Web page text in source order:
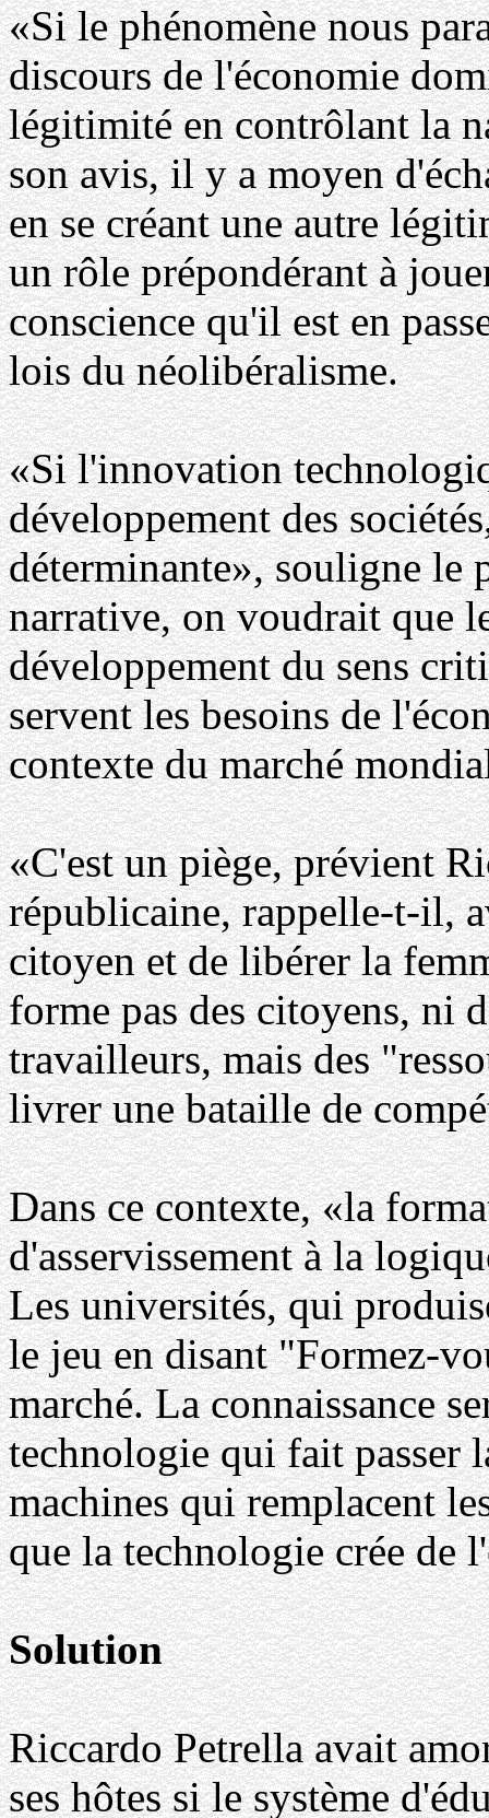
«Si le phénomène nous
discours de l'économie
légitimité en contrôlant la
son avis, il y a moyen
en se créant une autre
un rôle prépondérant à
conscience qu'il est en
lois du néolibéralisme.
«Si l'innovation
développement des
déterminante», souligne le
narrative, on voudrait que
développement du sens
servent les besoins de
contexte du marché
«C'est un piège, prévient
républicaine, rappelle-t-il,
citoyen et de libérer la
forme pas des citoyens, ni
travailleurs, mais des
livrer une bataille de
Dans ce contexte, «la
d'asservissement à la
Les universités, qui
le jeu en disant "Formez-
marché. La connaissance
technologie qui fait passer
machines qui remplacent
que la technologie crée de
Solution
Riccardo Petrella avait
ses hôtes si le système